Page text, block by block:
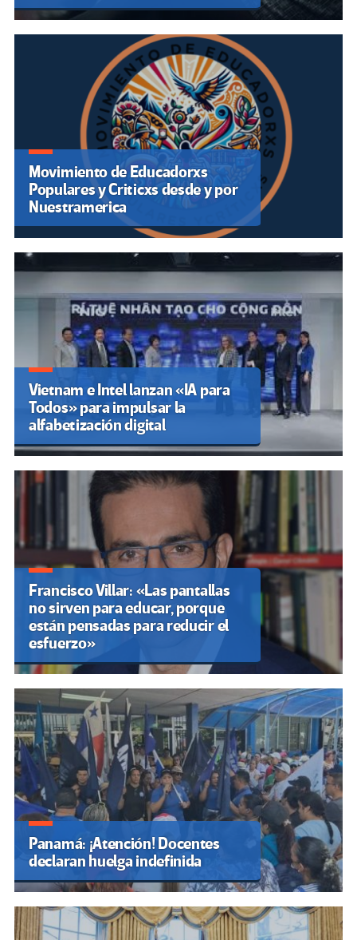
Movimiento de Educadorxs
Populares y Criticxs desde y por
Nuestramerica
Vietnam e Intel lanzan «IA para
Todos» para impulsar la
alfabetización digital
Francisco Villar: «Las pantallas
no sirven para educar, porque
están pensadas para reducir el
esfuerzo»
Panamá: ¡Atención! Docentes
declaran huelga indefinida